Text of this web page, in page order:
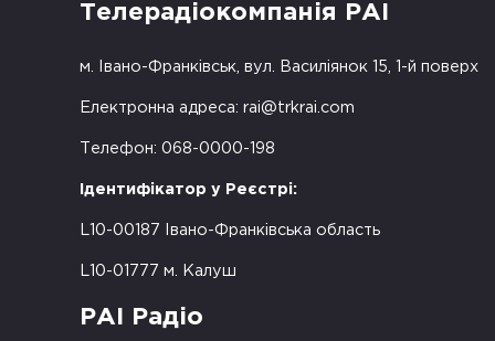
Телерадіокомпанія РАІ
м. Івано-Франківськ, вул. Василіянок 15, 1-й поверх
Електронна адреса: rai@trkrai.com
Телефон: 068-0000-198
Ідентифікатор у Реєстрі:
L10-00187 Івано-Франківська область
L10-01777 м. Калуш
РАІ Радіо